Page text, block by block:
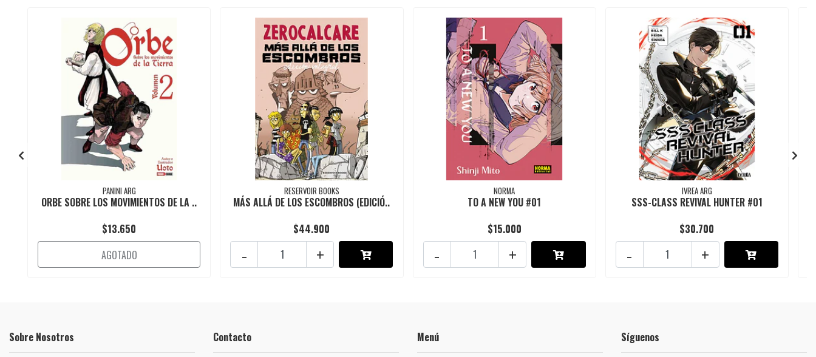
PANINI ARG
ORBE SOBRE LOS MOVIMIENTOS DE LA ..
$13.650
AGOTADO
RESERVOIR BOOKS
MÁS ALLÁ DE LOS ESCOMBROS (EDICIÓ..
$44.900
+
-
NORMA
TO A NEW YOU #01
$15.000
+
-
IVREA ARG
SSS-CLASS REVIVAL HUNTER #01
$30.700
+
-
Sobre Nosotros Contacto Menú Síguenos